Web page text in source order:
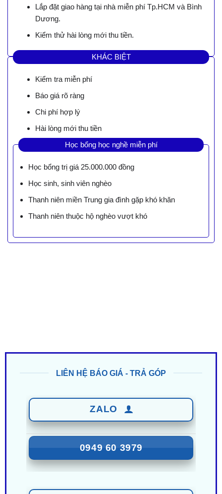
Lắp đặt giao hàng tại nhà miễn phí Tp.HCM và Bình
Dương.
Kiểm thử hài lòng mới thu tiền.
KHÁC BIỆT
Kiểm tra miễn phí
Báo giá rõ ràng
Chi phí hợp lý
Hài lòng mới thu tiền
Học bổng học nghề miễn phí
Học bổng trị giá 25.000.000 đồng
Học sinh, sinh viên nghèo
Thanh niên miền Trung gia đình gặp khó khăn
Thanh niên thuộc hộ nghèo vượt khó
LIÊN HỆ BÁO GIÁ - TRẢ GÓP
ZALO
0949 60 3979